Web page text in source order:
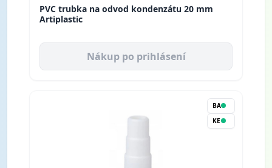
PVC trubka na odvod kondenzátu 20 mm
Artiplastic
Nákup po prihlásení
BA
KE